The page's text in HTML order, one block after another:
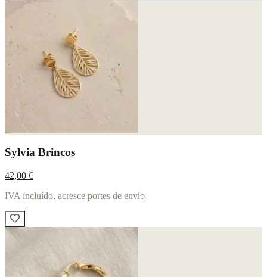
Sylvia Brincos
42,00 €
IVA incluído, acresce portes de envio